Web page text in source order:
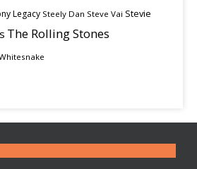
Legacy Steely Dan Steve Vai Stevie
The Rolling Stones